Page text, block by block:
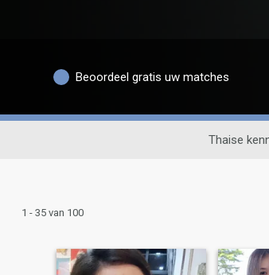
Beoordeel gratis uw matches
Thaise
1 - 35 van 100